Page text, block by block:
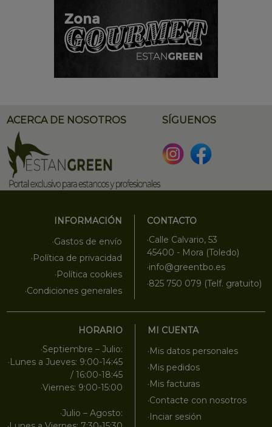
ACERCA DE NOSOTROS SÍGUENOS
INFORMACIÓN
·Gastos de envío
·Política de privacidad
·Política cookies
·Condiciones generales
CONTACTO
·Calle Calvario, 53
45400 - Mora (Toledo)
·info@greentbo.es
·825 750 079 (Telf. gratuito)
HORARIO
·Septiembre – Julio:
·Lunes a Jueves: 9:00-14:45
/ 16:00-18:45
·Viernes: 9:00-15:00
·Julio – Agosto:
MI CUENTA
·Mis datos personales
·Mis pedidos
·Mis facturas
·Contacte con nosotros
·Inciar sesión